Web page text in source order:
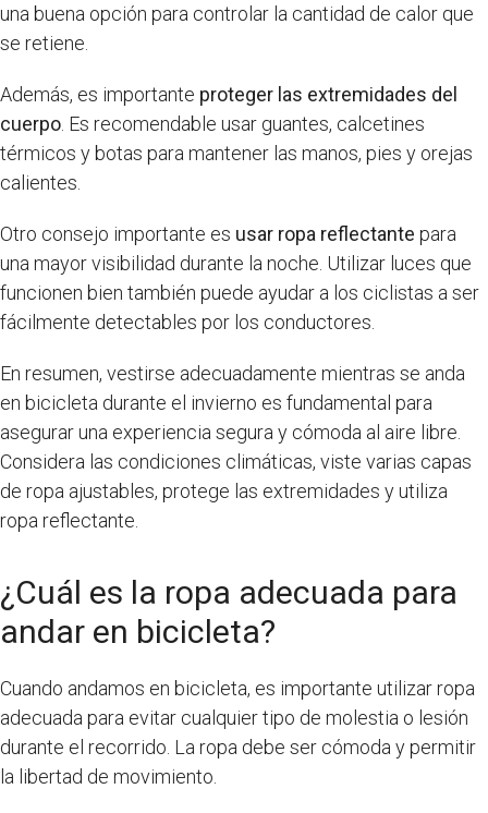
una buena opción para controlar la cantidad de calor que
se retiene.
Además, es importante proteger las extremidades del
cuerpo . Es recomendable usar guantes, calcetines
térmicos y botas para mantener las manos, pies y orejas
calientes.
Otro consejo importante es usar ropa reflectante para
una mayor visibilidad durante la noche. Utilizar luces que
funcionen bien también puede ayudar a los ciclistas a ser
fácilmente detectables por los conductores.
En resumen, vestirse adecuadamente mientras se anda
en bicicleta durante el invierno es fundamental para
asegurar una experiencia segura y cómoda al aire libre.
Considera las condiciones climáticas, viste varias capas
de ropa ajustables, protege las extremidades y utiliza
ropa reflectante.
¿Cuál es la ropa adecuada para
andar en bicicleta?
Cuando andamos en bicicleta, es importante utilizar ropa
adecuada para evitar cualquier tipo de molestia o lesión
durante el recorrido. La ropa debe ser cómoda y permitir
la libertad de movimiento.